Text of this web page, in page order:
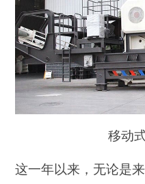
移动
这一年以来，无论是